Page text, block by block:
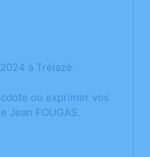
à Trélazé.
ou exprimer vos
Jean FOUGAS.